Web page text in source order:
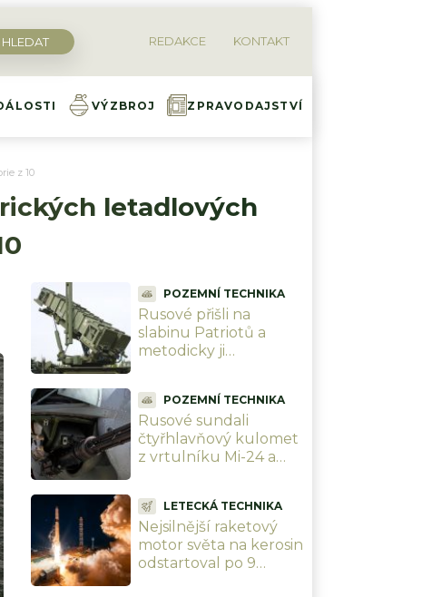
REDAKCE KONTAKT
VÝZBROJ ZPRAVODAJSTVÍ
z 10
letadlových
POZEMNÍ TECHNIKA
Rusové přišli na
slabinu Patriotů a
metodicky ji
odporuPOZEMNÍ TECHNIKA
Rusové sundali
čtyřhlavňový kulomet
z vrtulníku Mi-24 a
příliš silný
LETECKÁ TECHNIKA
Nejsilnější raketový
motor světa na kerosin
odstartoval po 9